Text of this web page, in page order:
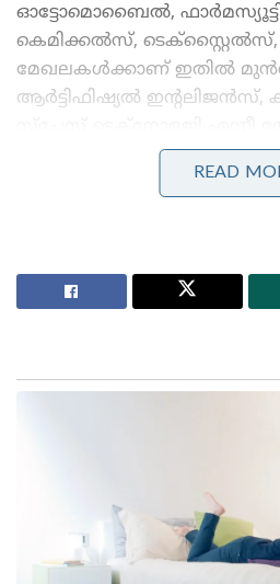
ഓട്ടോമൊബൈൽ,
കെമിക്കൽസ്, ടെക്സ്റ്റൈൽസ്,
മേഖലകൾക്കാണ് ഇതിൽ
ആർട്ടിഫിഷ്യൽ ഇന്റലിജൻസ്,
സഹകരണം ശക്തമാക്കാനും
ഭീകരവാദം, സൈബർ
Stories you may like
പാർട്ടിക്ക് വേണ്ടി
ജയിലിൽ അടയ്ക്കപ്പെട്ടത്,
നിന്ന് കുത്തരുത്;
സാധാരണക്കാർക്കും
തരത്തിലുള്ള ട്രാൻസാക്ഷൻ
; യു.പി.ഐ
കേന്ദ്രസർക്കാർ
തന്ത്രപ്രധാനമായ സമുദ്ര
READ